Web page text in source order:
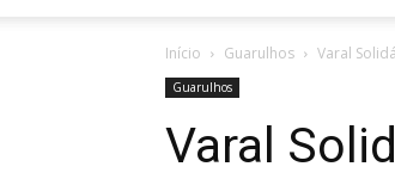
Início Guarulhos Varal
Guarulhos
Varal